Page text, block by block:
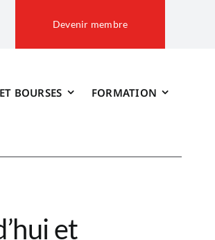
Devenir membre
BOURSES FORMATION
et